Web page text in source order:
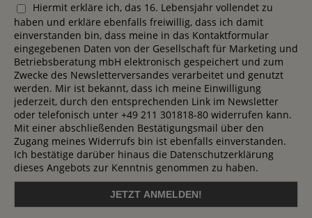
Hiermit erkläre ich, das 16. Lebensjahr vollendet zu
haben und erkläre ebenfalls freiwillig, dass ich damit
einverstanden bin, dass meine in das Kontaktformular
eingegebenen Daten von der Gesellschaft für Marketing und
Betriebsberatung mbH elektronisch gespeichert und zum
Zwecke des Newsletterversandes verarbeitet und genutzt
werden. Mir ist bekannt, dass ich meine Einwilligung
jederzeit, durch den entsprechenden Link im Newsletter
oder telefonisch unter +49 211 301818-80 widerrufen kann.
Mit einer abschließenden Bestätigungsmail über den
Zugang meines Widerrufs bin ist ebenfalls einverstanden.
Ich bestätige darüber hinaus die Datenschutzerklärung
dieses Angebots zur Kenntnis genommen zu haben.